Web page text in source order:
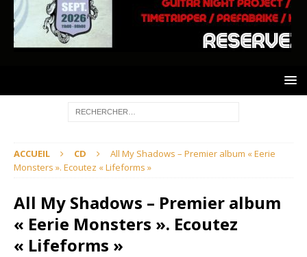
ACCUEIL CD
All My Shadows – Premier album « Eerie
Monsters ». Ecoutez « Lifeforms »
All My Shadows – Premier album
« Eerie Monsters ». Ecoutez
« Lifeforms »